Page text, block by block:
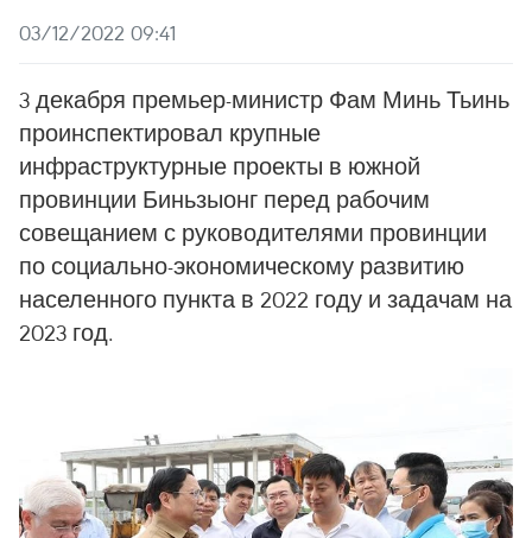
03/12/2022 09:41
3 декабря премьер-министр Фам Минь Тьинь
проинспектировал крупные
инфраструктурные проекты в южной
провинции Биньзыонг перед рабочим
совещанием с руководителями провинции
по социально-экономическому развитию
населенного пункта в 2022 году и задачам на
2023 год.